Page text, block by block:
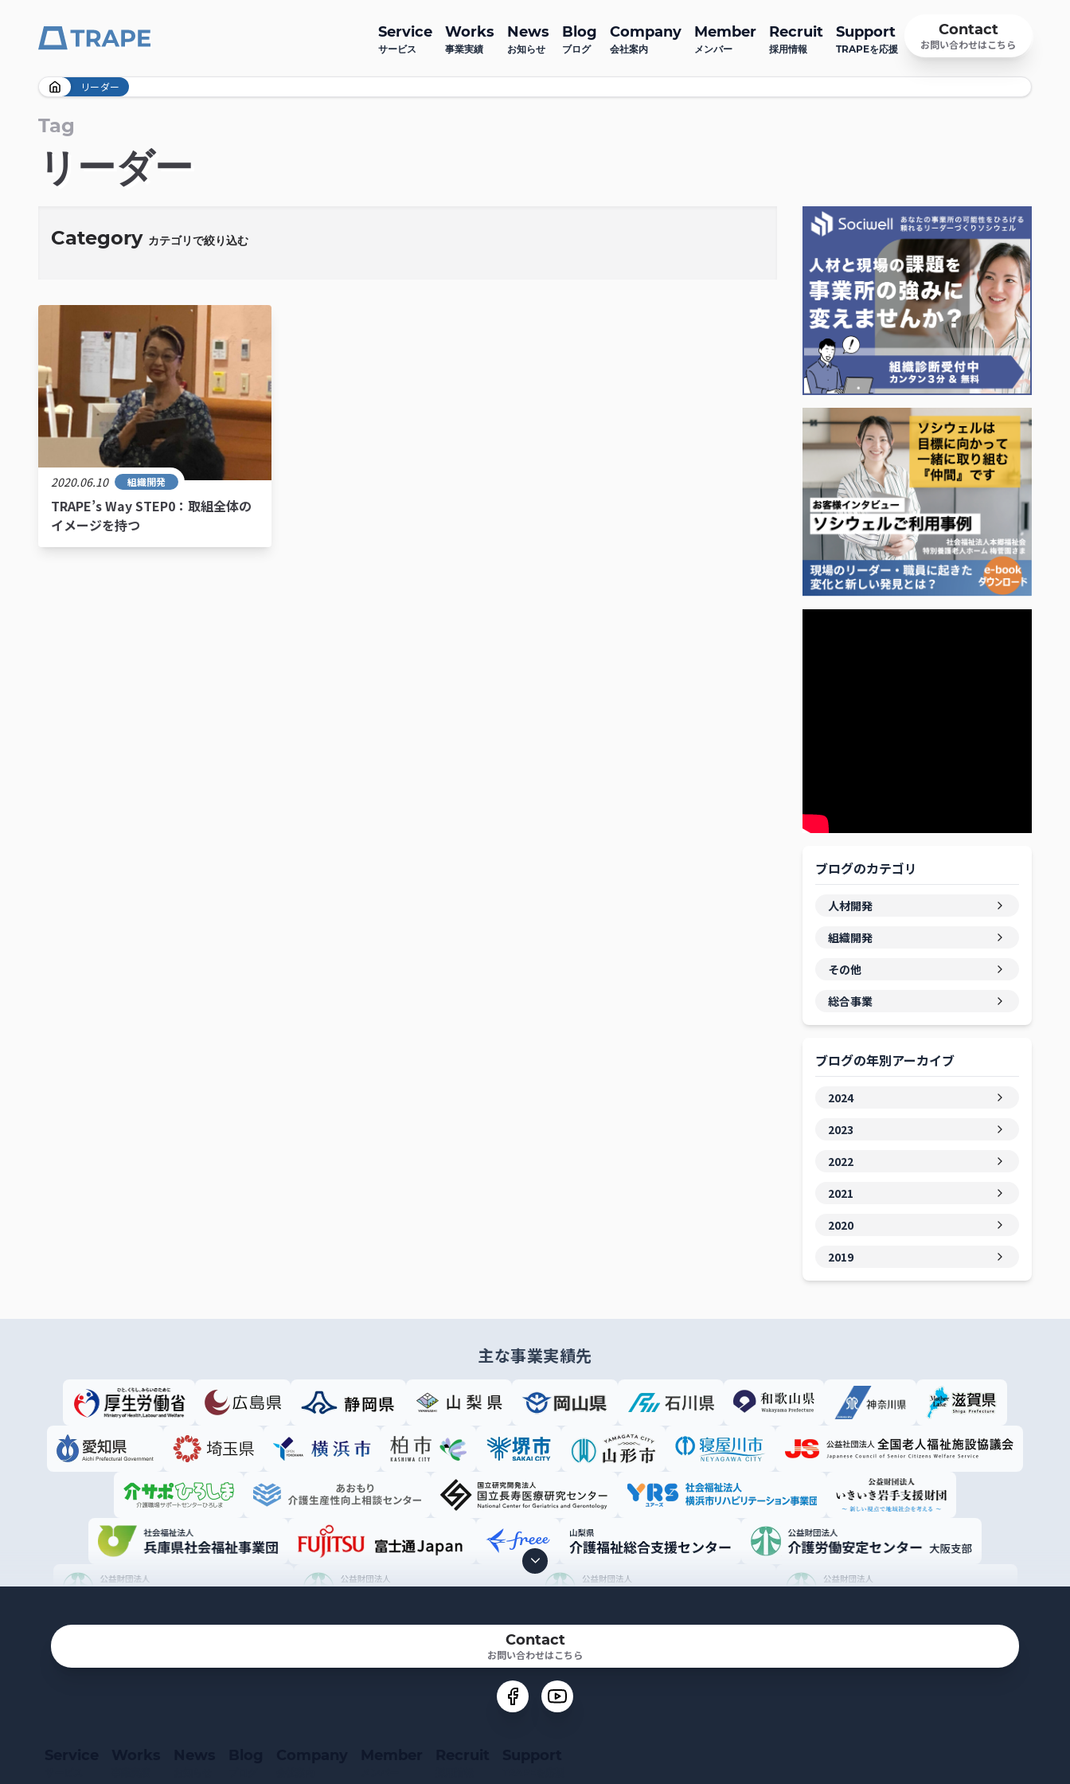
content
Service
サービス
Works
事業実績
News
お知らせ
Blog
ブログ
Company
会社案内
Member
メンバー
Recruit
採用情報
Support
TRAPEを応援
Contact
お問い合わせはこちら
リーダー
Tag
リーダー
Category カテゴリで絞り込む
2020.06.10 組織開発
TRAPE’s Way STEP0：取組全体の
イメージを持つ
ブログのカテゴリ
人材開発
組織開発
その他
総合事業
ブログの年別アーカイブ
2024
2023
2022
2021
2020
2019
主な事業実績先
Contact
お問い合わせはこちら